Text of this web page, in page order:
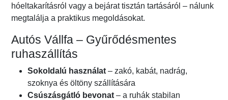
hóeltakarításról vagy a bejárat tisztán tartásáról – nálunk
megtalálja a praktikus megoldásokat.
Autós Vállfa – Gyűrődésmentes
ruhaszállítás
Sokoldalú használat – zakó, kabát, nadrág,
szoknya és öltöny szállítására
Csúszásgátló bevonat – a ruhák stabilan